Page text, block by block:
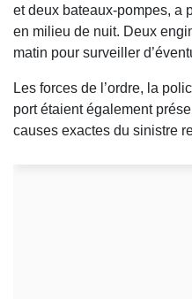
et deux bateaux-pompes, a
en milieu de nuit. Deux
matin pour surveiller
Les forces de l’ordre, la
port étaient également
causes exactes du sinistre